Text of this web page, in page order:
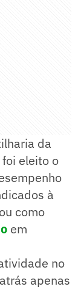
da
eleito o
à
como
em
no
apenas